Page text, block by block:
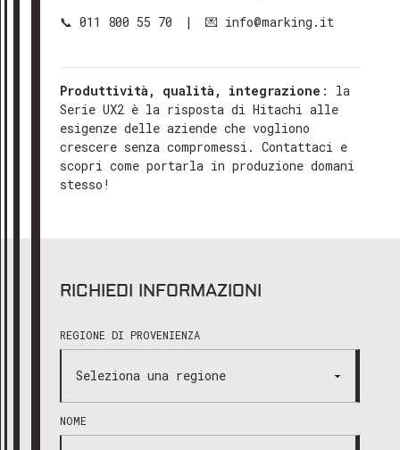
📞 011 800 55 70 | 💌 info@marking.it
Produttività, qualità, integrazione : la
Serie UX2 è la risposta di Hitachi alle
esigenze delle aziende che vogliono
crescere senza compromessi. Contattaci e
scopri come portarla in produzione domani
stesso!
RICHIEDI INFORMAZIONI
REGIONE DI PROVENIENZA
NOME